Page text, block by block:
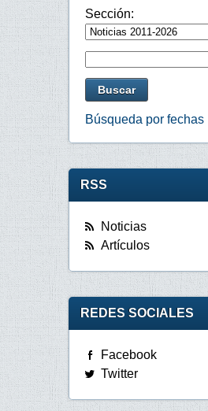
Sección:
Búsqueda por fechas
RSS
Noticias
Artículos
REDES SOCIALES
Facebook
Twitter